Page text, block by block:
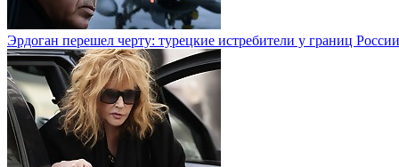
Эрдоган перешел черту: турецкие истребители у границ России